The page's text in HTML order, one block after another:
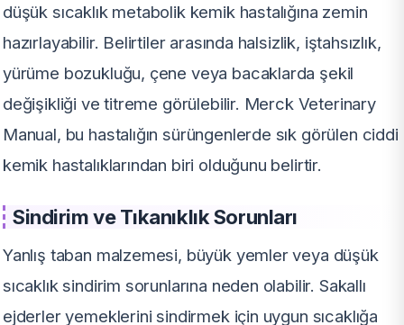
düşük sıcaklık metabolik kemik hastalığına zemin
hazırlayabilir. Belirtiler arasında halsizlik, iştahsızlık,
yürüme bozukluğu, çene veya bacaklarda şekil
değişikliği ve titreme görülebilir. Merck Veterinary
Manual, bu hastalığın sürüngenlerde sık görülen ciddi
kemik hastalıklarından biri olduğunu belirtir.
Sindirim ve Tıkanıklık Sorunları
Yanlış taban malzemesi, büyük yemler veya düşük
sıcaklık sindirim sorunlarına neden olabilir. Sakallı
ejderler yemeklerini sindirmek için uygun sıcaklığa